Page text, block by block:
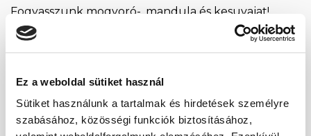
Ez a weboldal sütiket használ
Sütiket használunk a tartalmak és hirdetések személyre
szabásához, közösségi funkciók biztosításához,
Fogyasszunk mogyoró-, mandula és kesuvajat!
Mogyoróvajas szelet
Mák tárolása – így csináld, hogy sokáig friss